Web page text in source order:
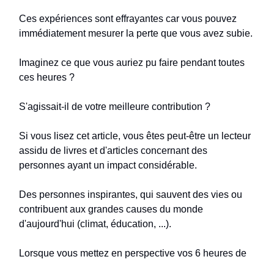
Ces expériences sont effrayantes car vous pouvez
immédiatement mesurer la perte que vous avez subie.
Imaginez ce que vous auriez pu faire pendant toutes
ces heures ?
S'agissait-il de votre meilleure contribution ?
Si vous lisez cet article, vous êtes peut-être un lecteur
assidu de livres et d'articles concernant des
personnes ayant un impact considérable.
Des personnes inspirantes, qui sauvent des vies ou
contribuent aux grandes causes du monde
d'aujourd'hui (climat, éducation, ...).
Lorsque vous mettez en perspective vos 6 heures de